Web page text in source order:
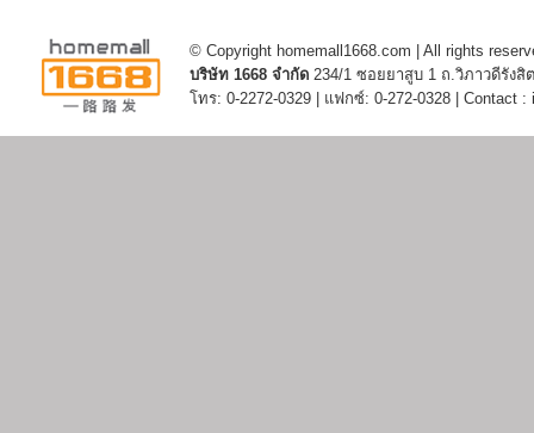
© Copyright homemall1668.com | All rights
บริษัท 1668 จำกัด 234/1 ซอยยาสูบ 1 ถ.วิภาวดีรัง
โทร: 0-2272-0329 | แฟกซ์: 0-272-0328 | Contact